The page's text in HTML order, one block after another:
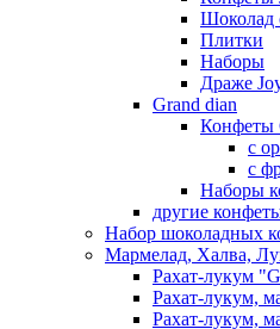
Шоколад
Плитки
Наборы
Драже
Grand dian
Конфеты
с
с
Наборы
другие
Набор шоколадных
Мармелад, Халва,
Рахат-лукум
Рахат-лукум,
Рахат-лукум,